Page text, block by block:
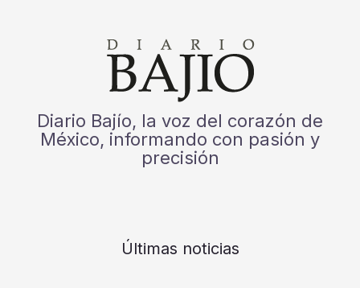
Diario Bajío, la voz del corazón de
México, informando con pasión y
precisión
Últimas noticias